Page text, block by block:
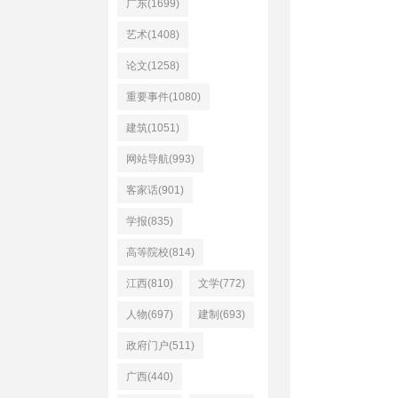
广东(1699)
艺术(1408)
论文(1258)
重要事件(1080)
建筑(1051)
网站导航(993)
客家话(901)
学报(835)
高等院校(814)
江西(810) 文学(772)
人物(697) 建制(693)
政府门户(511)
广西(440)